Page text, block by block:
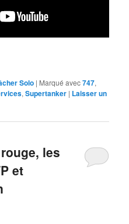
Solo | Marqué avec747,
,Supertanker | Laisser un
les
et